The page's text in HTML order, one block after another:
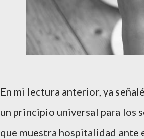
En mi lectura anterior, ya
un principio universal para los
que muestra hospitalidad ante